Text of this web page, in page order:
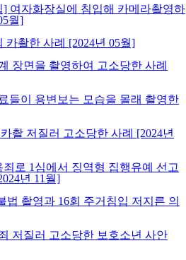
여자화장실에 침입해 카메라촬영하
월]
카촬한 사례 [2024년 05월]
장면을 촬영하여 고소당한 사례
들이 용변보는 모습을 몰래 촬영한
촬 저질러 고소당한 사례 [2024년
로 1심에서 징역형 집행유예 선고
년 11월]
법 촬영과 16회 주거침입 저지른 의
저질러 고소당한 보호소년 사안